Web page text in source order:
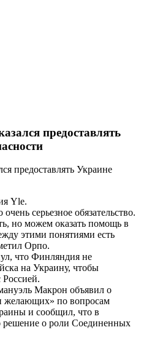
предоставлять
Yle.
серьезное обязательство.
но можем оказать помощь в
этими понятиями есть
Орпо.
что Финляндия не
на Украину, чтобы
Россией.
Макрон объявил о
желающих» по вопросам
и сообщил, что в
решение о роли Соединенных